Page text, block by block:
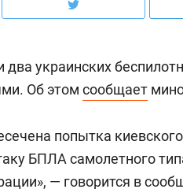
украинских
Об этом сообщает
попытка
БПЛА самолетного
— говорится в
выживания в дикой
работа
и физическим